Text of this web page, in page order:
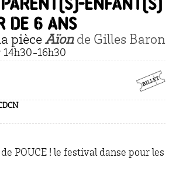
enfant(s)
6 ans
pièce Aïonde Gilles Baron
14h30-16h30
POUCE ! le festival danse pour les